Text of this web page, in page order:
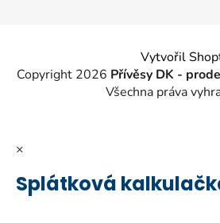
Vytvořil
Copyright 2026 Přívěsy DK -
Všechna práva
×
Splátková